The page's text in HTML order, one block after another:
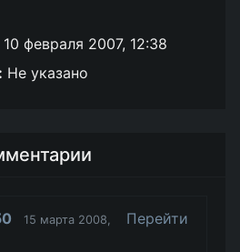
10 февраля 2007, 12:38
Не указано
15 марта 2008,
Перейти